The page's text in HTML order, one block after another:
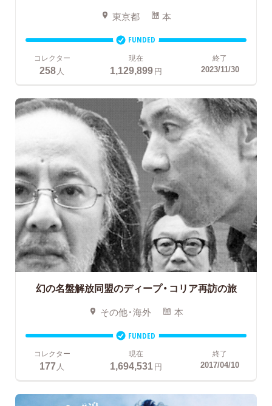
東京都 本
FUNDED
コレクター
258 人
現在
1,129,899円
終了
2023/11/30
幻の名盤解放同盟のディープ・コリア再訪の旅
その他・海外 本
FUNDED
コレクター
177人
現在
1,694,531円
終了
2017/04/10